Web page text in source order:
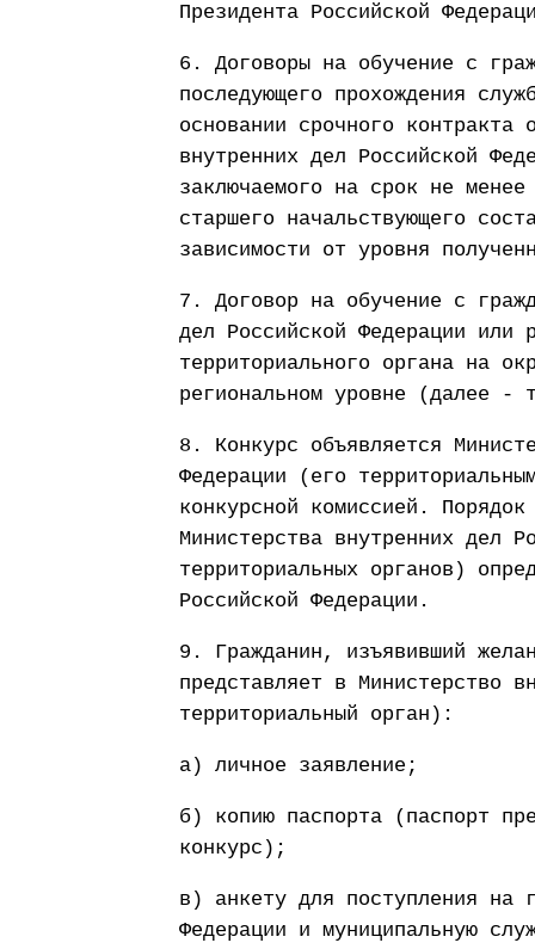
Президента Российской
6. Договоры на обучение с
последующего прохождения
основании срочного контракта
внутренних дел Российской
заключаемого на срок не
старшего начальствующего
зависимости от уровня
7. Договор на обучение с
дел Российской Федерации или
территориального органа на
региональном уровне (далее -
8. Конкурс объявляется
Федерации (его
конкурсной комиссией.
Министерства внутренних дел
территориальных органов)
Российской Федерации.
9. Гражданин, изъявивший
представляет в Министерство
территориальный орган):
а) личное заявление;
б) копию паспорта (паспорт
конкурс);
в) анкету для поступления на
Федерации и муниципальную